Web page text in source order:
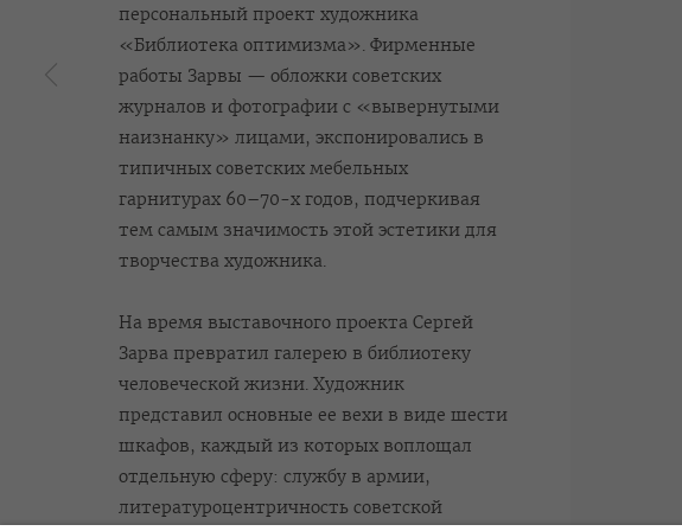
OVCHARENKO
ACCESSIBILITY POLICY MANAGE COOKIES
персональный проект художника
«Библиотека оптимизма». Фирменные
работы Зарвы — обложки советских
журналов и фотографии с «вывернутыми
наизнанку» лицами, экспонировались в
типичных советских мебельных
гарнитурах 60–70-х годов, подчеркивая
тем самым значимость этой эстетики для
творчества художника.
На время выставочного проекта Сергей
Зарва превратил галерею в библиотеку
человеческой жизни. Художник
представил основные ее вехи в виде шести
шкафов, каждый из которых воплощал
отдельную сферу: службу в армии,
литературоцентричность советской